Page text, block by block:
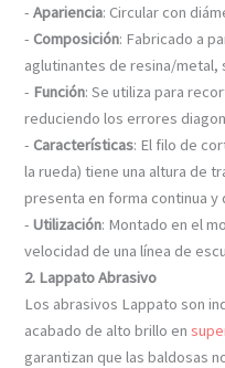
-Apariencia: Circular con
- Composición: Fabricado a
aglutinantes de resina/
- Función: Se utiliza para
reduciendo los errores
- Características: El filo de
la rueda) tiene una altura de
presenta en forma continua y
-Utilización: Montado en el
velocidad de una línea de
2. Lappato Abrasivo
Los abrasivos Lappato son
acabado de alto brillo en
garantizan que las baldosas